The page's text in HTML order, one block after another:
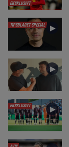
EKSKLUSIVT
TIPSBLADET SPECIAL ►
►
EKSKLUSIVT ►
AVIS